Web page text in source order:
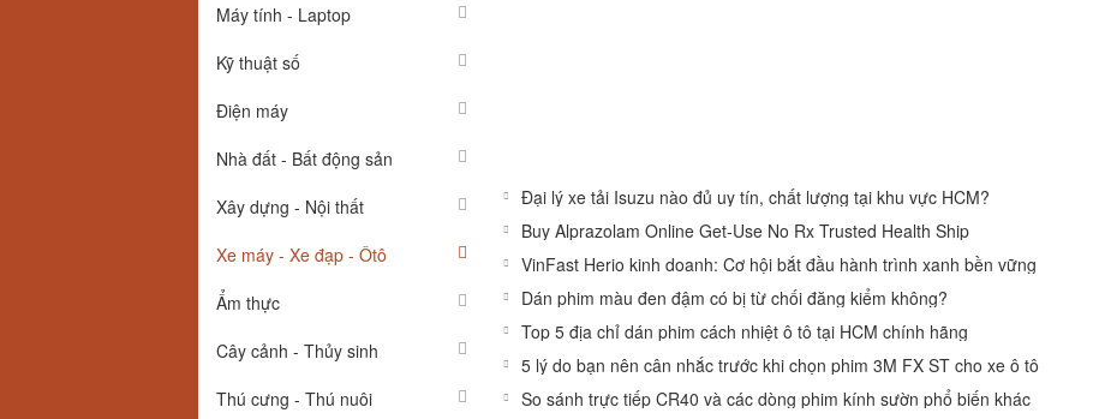
Máy tính - Laptop
Kỹ thuật số
Điện máy
Nhà đất - Bất động sản
Xây dựng - Nội thất
Xe máy - Xe đạp - Ôtô
Ẩm thực
Cây cảnh - Thủy sinh
Thú cưng - Thú nuôi
Đại lý xe tải Isuzu nào đủ uy tín, chất lượng tại khu vực HCM?
Buy Alprazolam Online Get-Use No Rx Trusted Health Ship
VinFast Herio kinh doanh: Cơ hội bắt đầu hành trình xanh bền vững
Dán phim màu đen đậm có bị từ chối đăng kiểm không?
Top 5 địa chỉ dán phim cách nhiệt ô tô tại HCM chính hãng
5 lý do bạn nên cân nhắc trước khi chọn phim 3M FX ST cho xe ô tô
So sánh trực tiếp CR40 và các dòng phim kính sườn phổ biến khác